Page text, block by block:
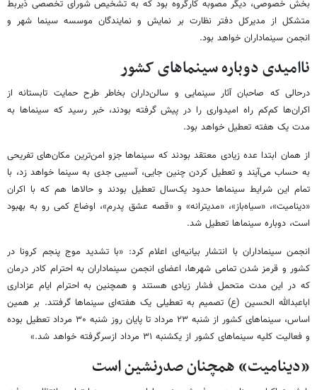
بخش خصوصی، دیگر مصوبه کارگروه بود که به تشخیص شورای تخصصی ذیربط
متشکل از مدیرکل دفتر نظارت بر نمایش و نمایندگان موسسه سینما شهر و
انجمن سینماداران خواهد بود.
ناامیدی دوباره سینماهای کشور
درحالی که صاحبان آثار سینمایی و سالن‌داران بخاطر طرح حمایت تابستانه از
اکران‌ها کم‌کم راه امیدواری را در پیش گرفته بودند، خبر رسید که سینماها به
مدت یک هفته تعطیل خواهد بود.
از همان ابتدا عده زیادی معتقد بودند که سینماها جزو امن‌ترین مکان‌های تفریحی
به حساب می‌آیند و تعطیل کردن چنین جایی، آسیبی جدی به سینما خواهد زد، با
تمام این شرایط سینماها حدود یک‌سال تعطیل بودند و حالاها هم که با اکران
«دینامیت»، «سیاه‌باز»، «مدیترانه» و «قصه عشق پدرم»، اوضاع کمی رو به بهبود
است، دوباره سینماها تعطیل شد.
انجمن سینماداران با انتشار بیانیه‌ای اعلام کرد: «با تشدید موج پنجم کرونا در
کشور و قرمز شدن تمامی شهرها، اعضای انجمن سینماداران به احترام کادر درمان
که در این مدت متحمل فشار زیادی هستند و همچنین به احترام ایام عزاداری
اباعبدالله الحسین (ع) تصمیم به تعطیلی یک هفته‌ای سینماها گرفتند. بر همین
اساس، سینماهای کشور از شنبه ۲۳ مرداد تا پایان روز شنبه ۳۰ مرداد تعطیل بوده
و فعالیت کلیه سینماهای کشور از یکشنبه ۳۱ مرداد ازسرگرفته خواهد شد.»
«دینامیت» همچنان صدرنشین است